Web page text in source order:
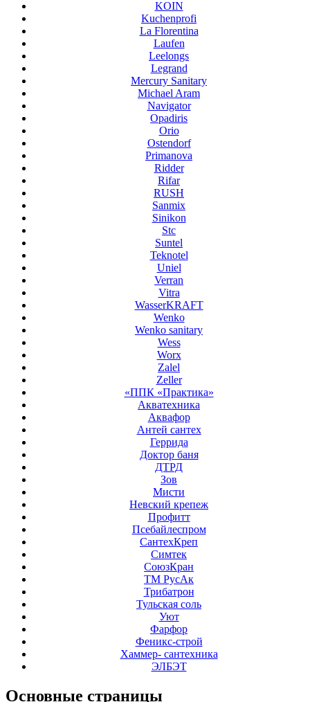
KOIN
Kuchenprofi
La Florentina
Laufen
Leelongs
Legrand
Mercury Sanitary
Michael Aram
Navigator
Opadiris
Orio
Ostendorf
Primanova
Ridder
Rifar
RUSH
Sanmix
Sinikon
Stc
Suntel
Teknotel
Uniel
Verran
Vitra
WasserKRAFT
Wenko
Wenko sanitary
Wess
Worx
Zalel
Zeller
«ППК «Практика»
Акватехника
Аквафор
Антей сантех
Геррида
Доктор баня
ДТРД
Зов
Мисти
Невский крепеж
Профитт
Псебайлеспром
СантехКреп
Симтек
СоюзКран
ТМ РусАк
Трибатрон
Тульская соль
Уют
Фарфор
Феникс-строй
Хаммер- сантехника
ЭЛБЭТ
Основные страницы